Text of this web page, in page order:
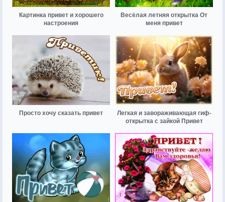
Картинка привет и хорошего
настроения
Весёлая летняя открытка От
меня привет
Просто хочу сказать привет
Легкая и завораживающая гиф-
открытка с зайкой Привет